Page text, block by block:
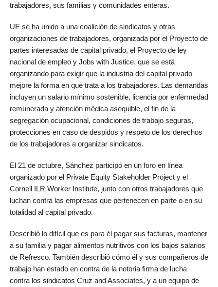
trabajadores, sus familias y comunidades enteras.
UE se ha unido a una coalición de sindicatos y otras
organizaciones de trabajadores, organizada por el Proyecto de
partes interesadas de capital privado, el Proyecto de ley
nacional de empleo y Jobs with Justice, que se está
organizando para exigir que la industria del capital privado
mejore la forma en que trata a los trabajadores. Las demandas
incluyen un salario mínimo sostenible, licencia por enfermedad
remunerada y atención médica asequible, el fin de la
segregación ocupacional, condiciones de trabajo seguras,
protecciones en caso de despidos y respeto de los derechos
de los trabajadores a organizar sindicatos.
El 21 de octubre, Sánchez participó en un foro en línea
organizado por el Private Equity Stakeholder Project y el
Cornell ILR Worker Institute, junto con otros trabajadores que
luchan contra las empresas que pertenecen en parte o en su
totalidad al capital privado.
Describió lo difícil que es para él pagar sus facturas, mantener
a su familia y pagar alimentos nutritivos con los bajos salarios
de Refresco. También describió cómo él y sus compañeros de
trabajo han estado en contra de la notoria firma de lucha
contra los sindicatos Cruz and Associates, y a un equipo de